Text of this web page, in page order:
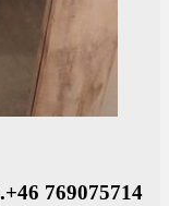
769075714